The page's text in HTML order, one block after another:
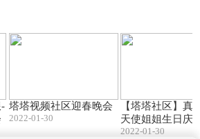
塔塔视频社区迎春晚会
2022-01-30
【塔塔社区】真
天使姐姐生日庆
晚会
2022-01-30